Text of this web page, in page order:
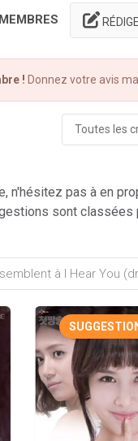
! Donnez votre avis
Toutes les
n'hésitez pas à en
sont